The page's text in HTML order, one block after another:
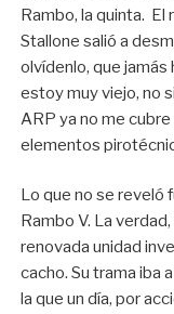
Rambo, la quinta.
Stallone salió a
olvídenlo, que
estoy muy viejo, no
ARP ya no me
elementos
Lo que no se reveló
Rambo V. La
renovada unidad
cacho. Su trama iba
la que un día, por